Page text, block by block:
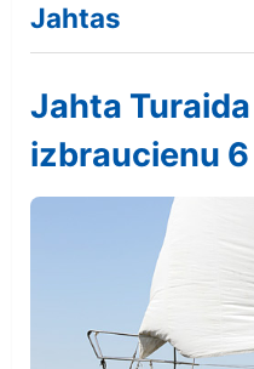
Jahtas
Jahta
izbraucienu